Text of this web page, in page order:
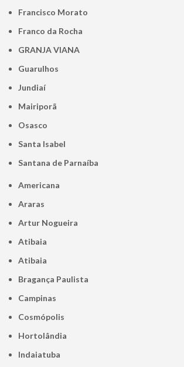
Francisco Morato
Franco da Rocha
GRANJA VIANA
Guarulhos
Jundiaí
Mairiporã
Osasco
Santa Isabel
Santana de Parnaíba
Americana
Araras
Artur Nogueira
Atibaia
Atibaia
Bragança Paulista
Campinas
Cosmópolis
Hortolândia
Indaiatuba